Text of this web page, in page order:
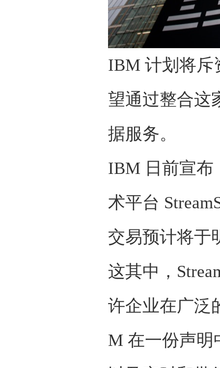
IBM 计划将斥
望通过整合这
据服务。
IBM 日前宣布
术平台
交易预计将于
这其中，
许企业在广泛
M 在一份声明